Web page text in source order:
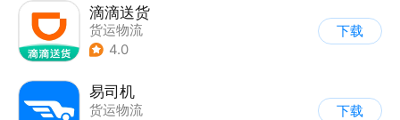
滴滴送货
货运物流
4.0
下载
易司机
货运物流
下载